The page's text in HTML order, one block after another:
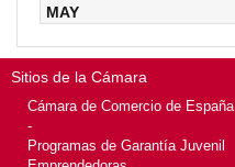
MAY
Sitios de la Cámara
Cámara de Comercio de España
-
Programas de Garantía Juvenil